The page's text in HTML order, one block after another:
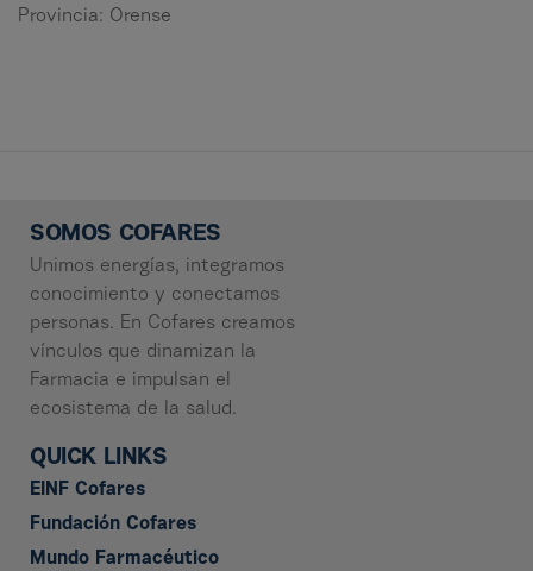
Provincia: Orense
SOMOS COFARES
Unimos energías, integramos
conocimiento y conectamos
personas. En Cofares creamos
vínculos que dinamizan la
Farmacia e impulsan el
ecosistema de la salud.
QUICK LINKS
EINF Cofares
Fundación Cofares
Mundo Farmacéutico